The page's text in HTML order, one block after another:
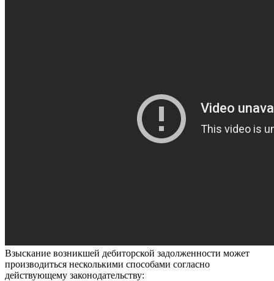
Взыскание возникшей дебиторской задолженности может
производиться несколькими способами согласно
действующему законодательству: